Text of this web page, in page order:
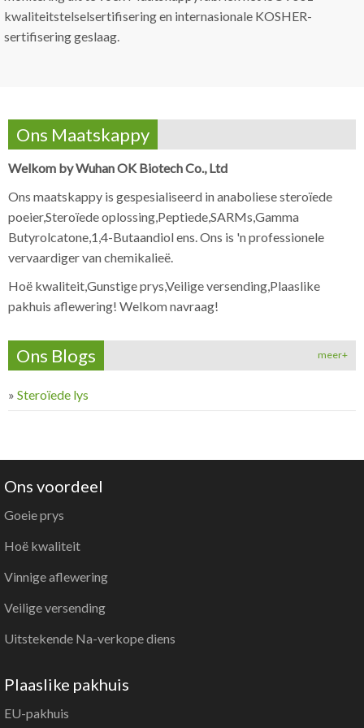
kwaliteitstelselsertifisering en internasionale KOSHER-
sertifisering geslaag.
Ons Maatskappy
Welkom by Wuhan OK Biotech Co., Ltd
Ons maatskappy is gespesialiseerd in anaboliese steroïede
poeier,Steroïede oplossing,Peptiede,SARMs,Gamma
Butyrolcatone,1,4-Butaandiol ens. Ons is 'n professionele
vervaardiger van chemikalieë.
Hoë kwaliteit,Gunstige prys,Veilige versending,Plaaslike
pakhuis aflewering! Welkom navraag!
Ons Blogs meer+
» Steroïede lys
Ons voordeel
Goeie prys
Hoë kwaliteit
Vinnige aflewering
Veilige versending
Uitstekende Na-verkope diens
Plaaslike pakhuis
EU-pakhuis